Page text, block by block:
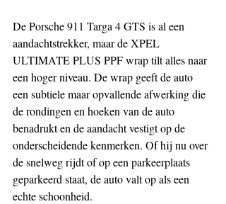
De Porsche 911 Targa 4 GTS is al een
aandachtstrekker, maar de XPEL
ULTIMATE PLUS PPF wrap tilt alles naar
een hoger niveau. De wrap geeft de auto
een subtiele maar opvallende afwerking die
de rondingen en hoeken van de auto
benadrukt en de aandacht vestigt op de
onderscheidende kenmerken. Of hij nu over
de snelweg rijdt of op een parkeerplaats
geparkeerd staat, de auto valt op als een
echte schoonheid.